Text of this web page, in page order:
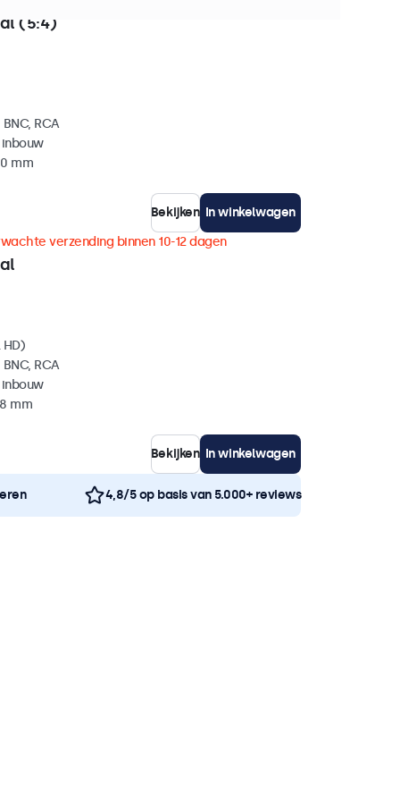
(5:4)
RCA
mm
Bekijken In winkelwagen
verzending binnen 10-12 dagen
RCA
mm
Bekijken In winkelwagen
4,8/5 op basis van 5.000+ reviews